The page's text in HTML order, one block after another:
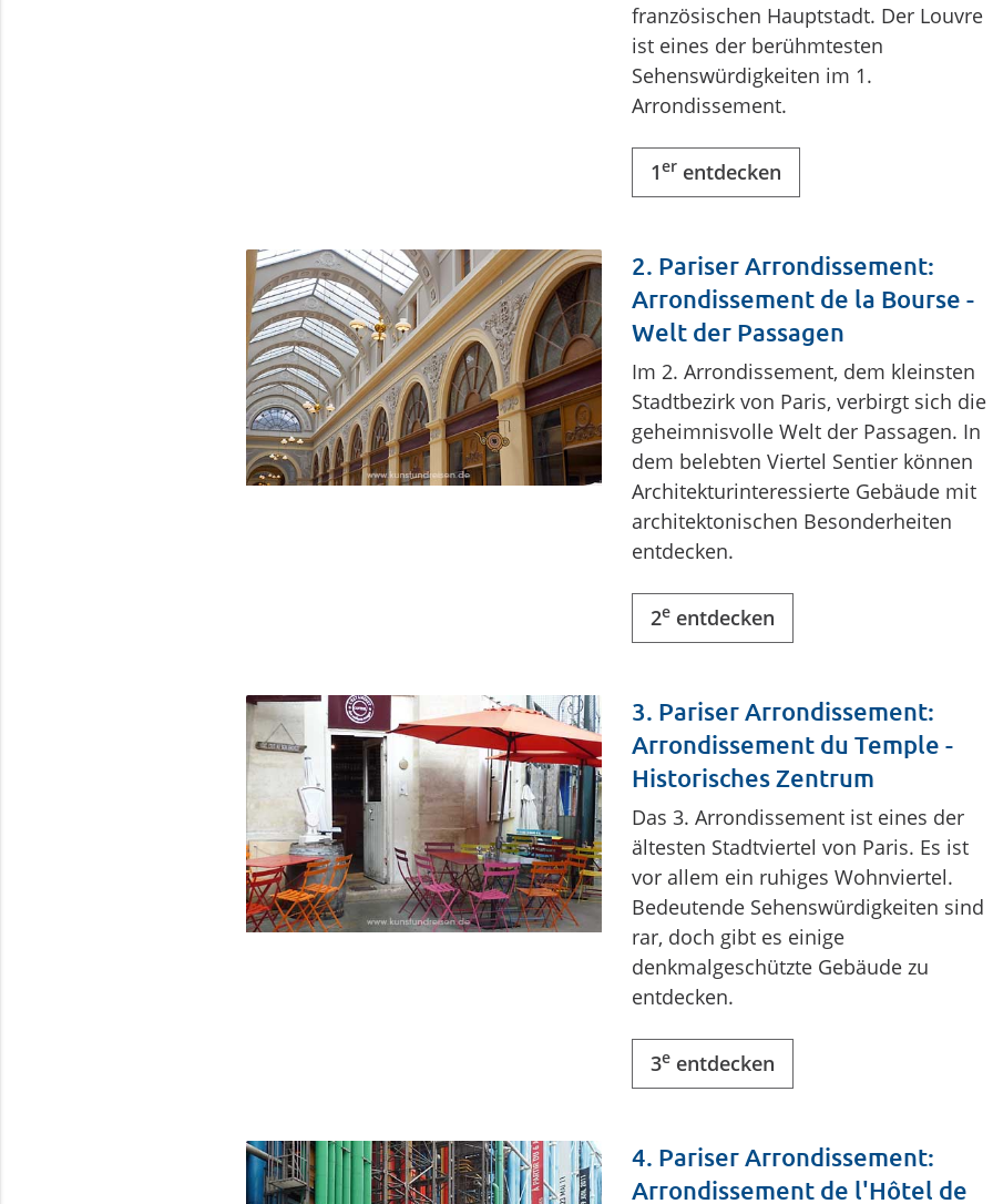
französischen Hauptstadt. Der Louvre
ist eines der berühmtesten
Sehenswürdigkeiten im 1.
Arrondissement.
1erentdecken
2. Pariser Arrondissement:
Arrondissement de la Bourse -
Welt der Passagen
Im 2. Arrondissement, dem kleinsten
Stadtbezirk von Paris, verbirgt sich die
geheimnisvolle Welt der Passagen. In
dem belebten Viertel Sentier können
Architekturinteressierte Gebäude mit
architektonischen Besonderheiten
entdecken.
2eentdecken
3. Pariser Arrondissement:
Arrondissement du Temple -
Historisches Zentrum
Das 3. Arrondissement ist eines der
ältesten Stadt­viertel von Paris. Es ist
vor allem ein ruhiges Wohnviertel.
Bedeutende Sehenswürdigkeiten sind
rar, doch gibt es einige
denkmalgeschützte Gebäude zu
entdecken.
3eentdecken
4. Pariser Arrondissement:
Arrondissement de l'Hôtel de